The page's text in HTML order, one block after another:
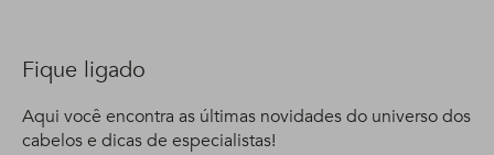
Fique ligado
Aqui você encontra as últimas novidades do universo dos
cabelos e dicas de especialistas!